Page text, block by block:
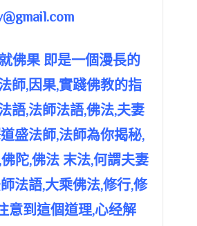
佛果 即是一個漫長的
師,因果,實踐佛教的指
語,法師法語,佛法,夫妻
盛法師,法師為你揭秘,
陀,佛法 末法,何謂夫妻
法語,大乘佛法,修行,修
意到這個道理,心经解